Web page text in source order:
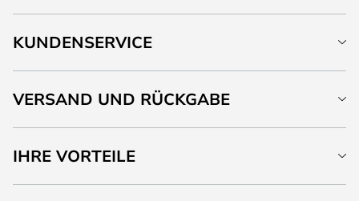
KUNDENSERVICE
VERSAND UND RÜCKGABE
IHRE VORTEILE